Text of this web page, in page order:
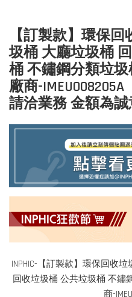
【訂製款】環保
圾桶 大廳垃圾桶
桶 不鏽鋼分類垃
廠商-
請洽業務 金額為誠
INPHIC-【訂製款】環保回收
回收垃圾桶 公共垃圾桶 不鏽
商-